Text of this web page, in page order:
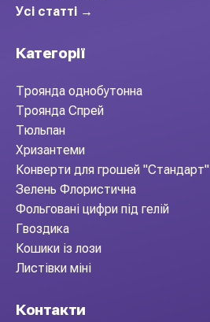
Усі статті →
Категорії
Троянда однобутонна
Троянда Спрей
Тюльпан
Хризантеми
Конверти для грошей "Стандарт"
Зелень Флористична
Фольговані цифри під гелій
Гвоздика
Кошики із лози
Листівки міні
Контакти